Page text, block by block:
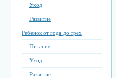
Уход
Развитие
Ребенок от года до трех
Питание
Уход
Развитие